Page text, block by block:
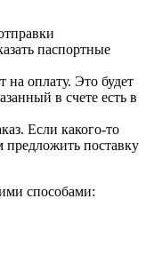
паспортные
на оплату. Это будет
в счете есть в
Если какого-то
поставку
способами: